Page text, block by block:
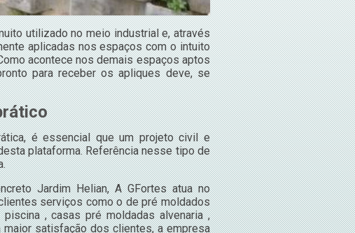
utilizado no meio industrial e, através
aplicadas nos espaços com o intuito
acontece nos demais espaços aptos
para receber os apliques deve, se
é essencial que um projeto civil e
plataforma. Referência nesse tipo de
Jardim Helian, A GFortes atua no
serviços como o de pré moldados
, casas pré moldadas alvenaria ,
satisfação dos clientes, a empresa